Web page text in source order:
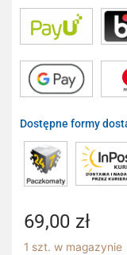
Dostępne formy
69,00 zł
1 szt. w magazynie